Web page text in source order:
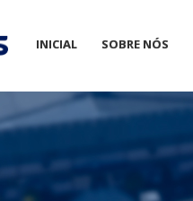
INICIAL SOBRE NÓS